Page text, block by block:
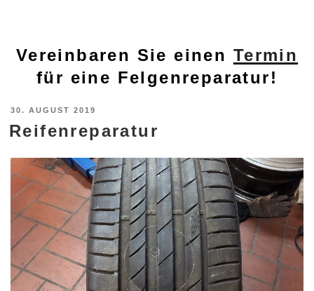
Vereinbaren Sie einen Termin
für eine Felgenreparatur!
VERÖFFENTLICHT
AM
30. AUGUST 2019
Reifenreparatur